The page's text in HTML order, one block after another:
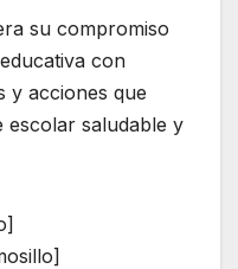
su compromiso
con
y acciones que
escolar saludable y